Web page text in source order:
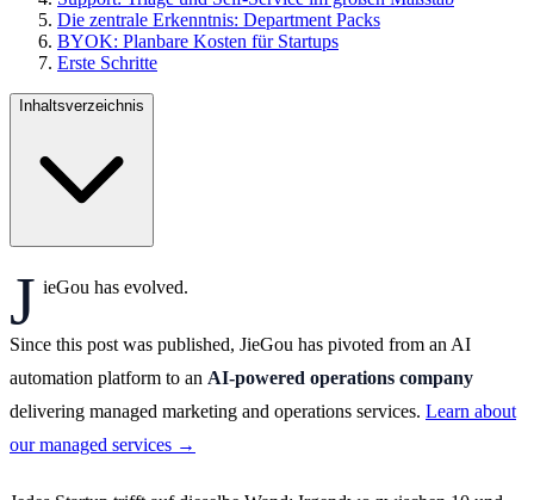
Die zentrale Erkenntnis: Department Packs
BYOK: Planbare Kosten für Startups
Erste Schritte
Inhaltsverzeichnis
J ieGou has evolved.
Since this post was published, JieGou has pivoted from an AI
automation platform to an AI-powered operations company
delivering managed marketing and operations services. Learn about
our managed services →